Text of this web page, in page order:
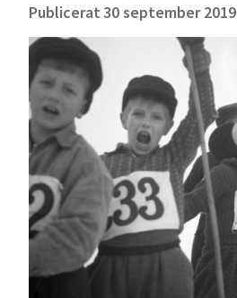
Publicerat30 september 2019